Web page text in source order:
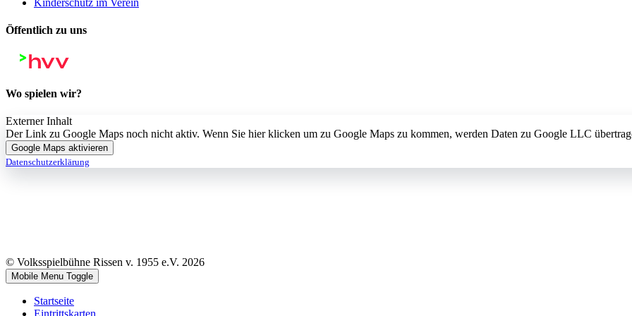
Kinderschutz im Verein
Öffentlich zu uns
Wo spielen wir?
Externer Inhalt
Der Link zu Google Maps noch nicht aktiv. Wenn Sie hier klicken um zu Google Maps zu kommen, werden Daten zu Google LLC
Google Maps aktivieren
Datenschutzerklärung
© Volksspielbühne Rissen v. 1955 e.V. 2026
Mobile Menu Toggle
Startseite